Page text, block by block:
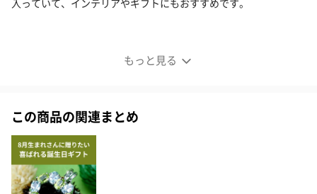
もっと見る
入っていて、インテリアやギフトにもおすすめです。
この商品の関連まとめ